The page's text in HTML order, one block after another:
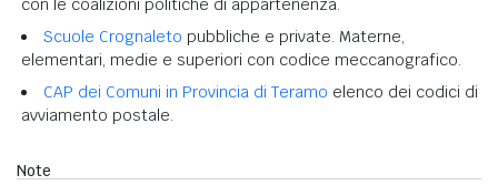
con le coalizioni politiche di appartenenza.
Scuole Crognaleto pubbliche e private. Materne,
elementari, medie e superiori con codice meccanografico.
CAP dei Comuni in Provincia di Teramo elenco dei codici di
avviamento postale.
Note